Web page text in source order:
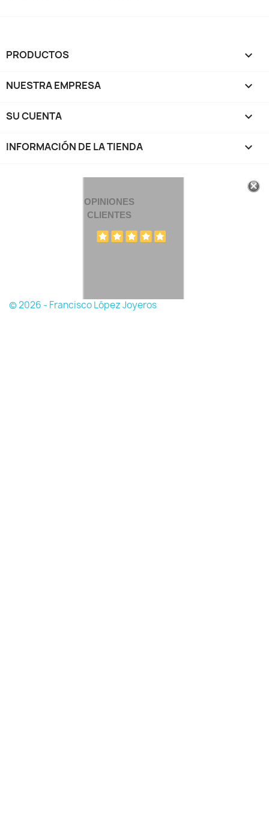
PRODUCTOS 
NUESTRA EMPRESA 
SU CUENTA 
INFORMACIÓN DE LA TIENDA keyboard_arrow_down
OPINIONES
CLIENTES
© 2026 - Francisco López Joyeros